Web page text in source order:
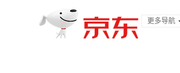
更多导航